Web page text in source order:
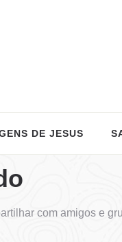
DE JESUS
com amigos e